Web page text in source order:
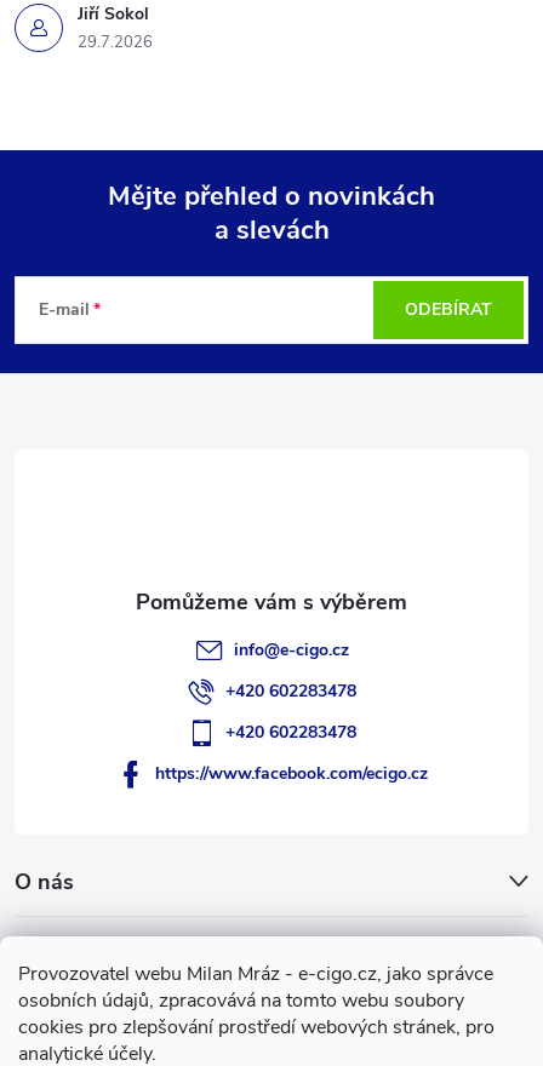
Provozovatel webu Milan Mráz - e-cigo.cz, jako správce
osobních údajů, zpracovává na tomto webu soubory
cookies pro zlepšování prostředí webových stránek, pro
analytické účely.
Jiří Sokol
29.7.2026
p
Mějte přehled o novinkách
a slevách
E-mail ODEBÍRAT
O nás
Facebook
info@e-cigo.cz
+420 602283478
+420 602283478
https://www.facebook.com/ecigo.cz